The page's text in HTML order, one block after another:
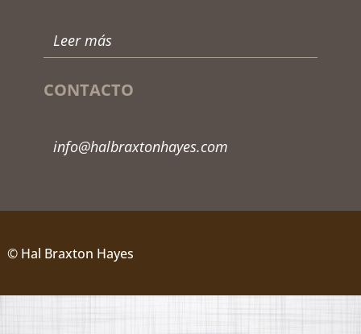
Leer más
CONTACTO
info@halbraxtonhayes.com
© Hal Braxton Hayes